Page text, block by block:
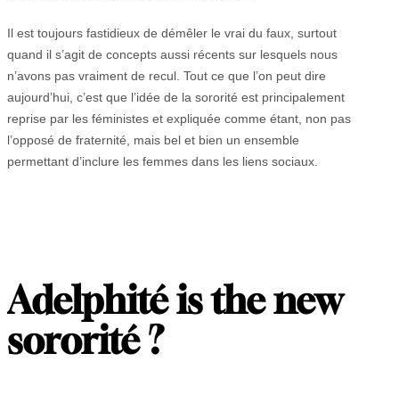
Il est toujours fastidieux de démêler le vrai du faux, surtout
quand il s’agit de concepts aussi récents sur lesquels nous
n’avons pas vraiment de recul. Tout ce que l’on peut dire
aujourd’hui, c’est que l’idée de la sororité est principalement
reprise par les féministes et expliquée comme étant, non pas
l’opposé de fraternité, mais bel et bien un ensemble
permettant d’inclure les femmes dans les liens sociaux.
Adelphité is the new
sororité ?